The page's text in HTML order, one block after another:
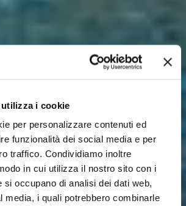
i cookie
per personalizzare contenuti ed
funzionalità dei social media e per
traffico. Condividiamo inoltre
in cui utilizza il nostro sito con i
si occupano di analisi dei dati web,
media, i quali potrebbero combinarle